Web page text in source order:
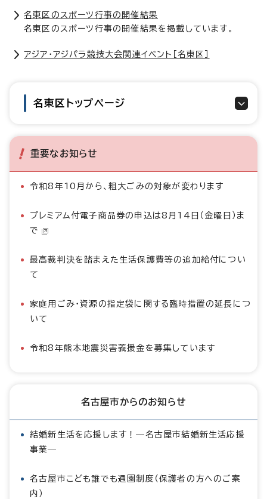
名東区のスポーツ行事の開催結果
名東区のスポーツ行事の開催結果を掲載しています。
アジア・アジパラ競技大会関連イベント［名東区］
名東区トップページ
重要なお知らせ
令和8年10月から、粗大ごみの対象が変わります
プレミアム付電子商品券の申込は8月14日（金曜日）ま
で
最高裁判決を踏まえた生活保護費等の追加給付につい
て
家庭用ごみ・資源の指定袋に関する臨時措置の延長につ
いて
令和8年熊本地震災害義援金を募集しています
名古屋市からのお知らせ
結婚新生活を応援します！―名古屋市結婚新生活応援
事業―
名古屋市こども誰でも通園制度（保護者の方へのご案
内）